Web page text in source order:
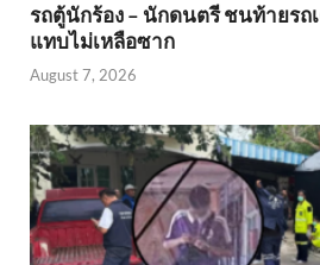
รถตู้นักร้อง – นักดนตรี ชนท้ายรถ
แทบไม่เหลือซาก
August 7, 2026